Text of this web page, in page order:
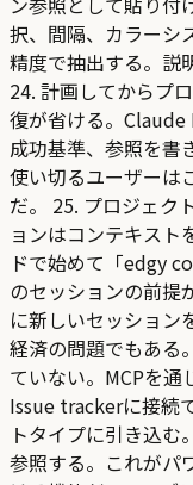
択、間隔、カラーシ
精度で抽出する。説
24. 計画してからプ
復が省ける。Claude
成功基準、参照を書
使い切るユーザーは
だ。 25. プロジェク
ョンはコンテキスト
ドで始めて「edgy
のセッションの前提
に新しいセッション
経済の問題でもある
ていない。MCPを通
Issue trackerに接続
トタイプに引き込
参照する。これがパ